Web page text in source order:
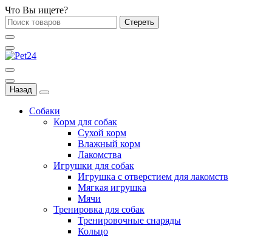
Что Вы ищете?
Стереть
Назад
Собаки
Корм для собак
Сухой корм
Влажный корм
Лакомства
Игрушки для собак
Игрушка с отверстием для лакомств
Мягкая игрушка
Мячи
Тренировка для собак
Тренировочные снаряды
Кольцо